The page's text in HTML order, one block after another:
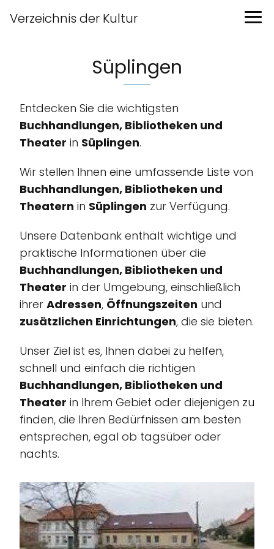
Verzeichnis der Kultur
Süplingen
Entdecken Sie die wichtigsten
Buchhandlungen, Bibliotheken und
Theater in Süplingen.
Wir stellen Ihnen eine umfassende Liste von
Buchhandlungen, Bibliotheken und
Theatern in Süplingen zur Verfügung.
Unsere Datenbank enthält wichtige und
praktische Informationen über die
Buchhandlungen, Bibliotheken und
Theater in der Umgebung, einschließlich
ihrer Adressen, Öffnungszeiten und
zusätzlichen Einrichtungen, die sie bieten.
Unser Ziel ist es, Ihnen dabei zu helfen,
schnell und einfach die richtigen
Buchhandlungen, Bibliotheken und
Theater in Ihrem Gebiet oder diejenigen zu
finden, die Ihren Bedürfnissen am besten
entsprechen, egal ob tagsüber oder
nachts.